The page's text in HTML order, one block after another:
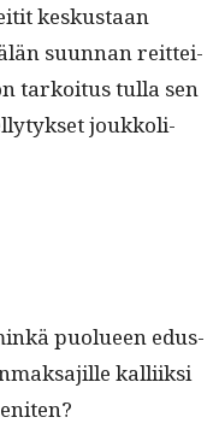
keskus­taan
suun­nan reit­tei­
tarkoi­tus tul­la sen
joukkoli­
puolueen edus­
kalli­ik­si